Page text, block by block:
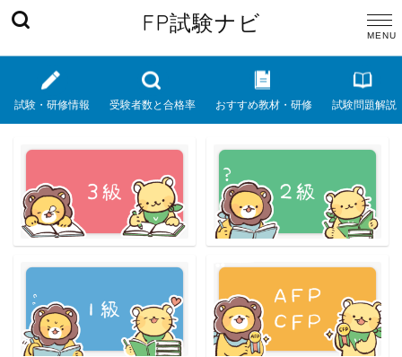
FP試験ナビ
試験・研修情報 受験者数と合格率 おすすめ教材・研修 試験問題解説